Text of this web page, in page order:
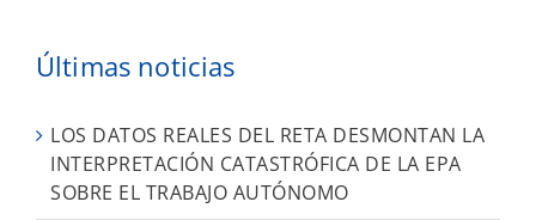
Últimas noticias
LOS DATOS REALES DEL RETA DESMONTAN LA
INTERPRETACIÓN CATASTRÓFICA DE LA EPA
SOBRE EL TRABAJO AUTÓNOMO